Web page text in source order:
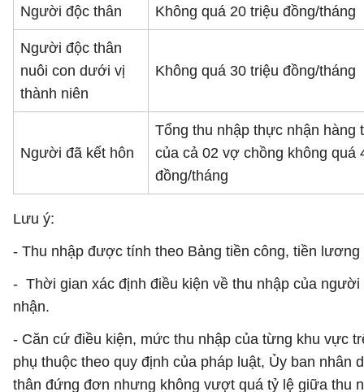
Người độc thân Không quá 20 triệu đồng/tháng
Người độc thân
nuôi con dưới vị
thành niên
Không quá 30 triệu đồng/tháng
Người đã kết hôn
Tổng thu nhập thực nhận hàng
của cả 02 vợ chồng không quá
đồng/tháng
Lưu ý:
- Thu nhập được tính theo Bảng tiền công, tiền
- Thời gian xác định điều kiện về thu nhập của
nhận.
- Căn cứ điều kiện, mức thu nhập của từng khu vực
phụ thuộc theo quy định của pháp luật, Ủy ban
thân đứng đơn nhưng không vượt quá tỷ lệ giữa thu